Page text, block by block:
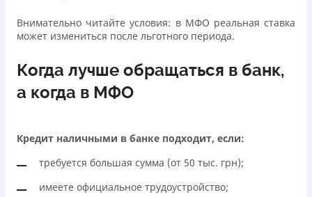
Внимательно читайте условия: в МФО реальная ставка
может измениться после льготного периода.
Когда лучше обращаться в банк,
а когда в МФО
Кредит наличными в банке подходит, если:
требуется большая сумма (от 50 тыс. грн);
имеете официальное трудоустройство;